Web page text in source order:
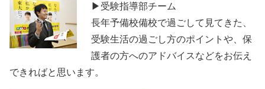
▶受験指導部チーム
長年予備校備校で過ごして見てきた、
受験生活の過ごし方のポイントや、保
護者の方へのアドバイスなどをお伝え
できればと思います。